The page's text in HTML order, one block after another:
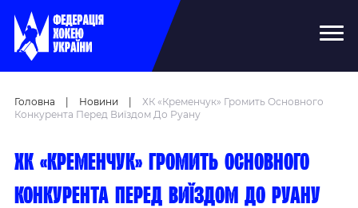
Головна Новини
ХК «Кременчук» Громить Основного
Конкурента Перед Виїздом До Руану
ХК «Кременчук» громить основного
конкурента перед виїздом до Руану